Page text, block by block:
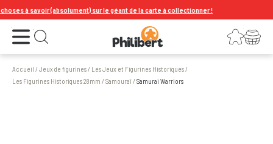
à savoir (absolument) sur le géant de la carte à collectionner !
Ouvrir le menu Ouvrir la recherche Connexion
Votre panier
Accueil /Jeux de figurines/ Les Jeux et Figurines Historiques/
Les Figurines Historiques 28mm /Samouraï/Samurai Warriors